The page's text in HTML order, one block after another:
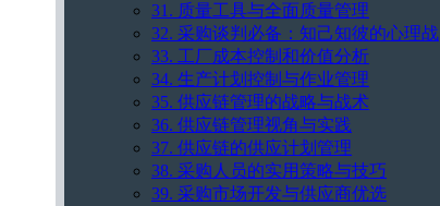
31. 质量工具与全面质量管理
32. 采购谈判必备：知己知彼的心理战
33. 工厂成本控制和价值分析
34. 生产计划控制与作业管理
35. 供应链管理的战略与战术
36. 供应链管理视角与实践
37. 供应链的供应计划管理
38. 采购人员的实用策略与技巧
39. 采购市场开发与供应商优选